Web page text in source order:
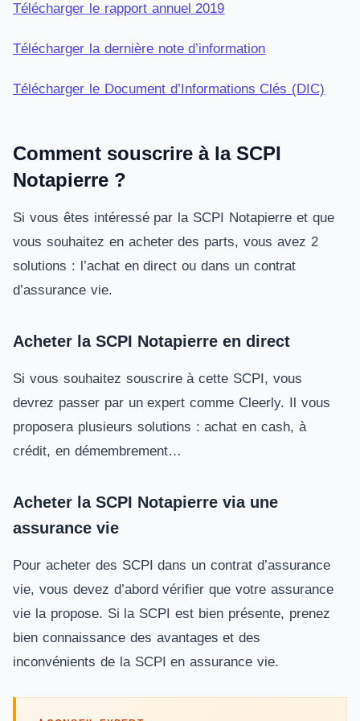
Télécharger le rapport annuel 2019
Télécharger la dernière note d’information
Télécharger le Document d’Informations Clés (DIC)
Comment souscrire à la SCPI
Notapierre ?
Si vous êtes intéressé par la SCPI Notapierre et que
vous souhaitez en acheter des parts, vous avez 2
solutions : l’achat en direct ou dans un contrat
d’assurance vie.
Acheter la SCPI Notapierre en direct
Si vous souhaitez souscrire à cette SCPI, vous
devrez passer par un expert comme Cleerly. Il vous
proposera plusieurs solutions : achat en cash, à
crédit, en démembrement…
Acheter la SCPI Notapierre via une
assurance vie
Pour acheter des SCPI dans un contrat d’assurance
vie, vous devez d’abord vérifier que votre assurance
vie la propose. Si la SCPI est bien présente, prenez
bien connaissance des avantages et des
inconvénients de la SCPI en assurance vie.